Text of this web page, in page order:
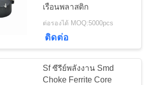
เรือนพลาสติก
ต่อรองได้ MOQ:5000pcs
ติดต่อ
Sf ซีรีย์พลังงาน Smd
Choke Ferrite Core